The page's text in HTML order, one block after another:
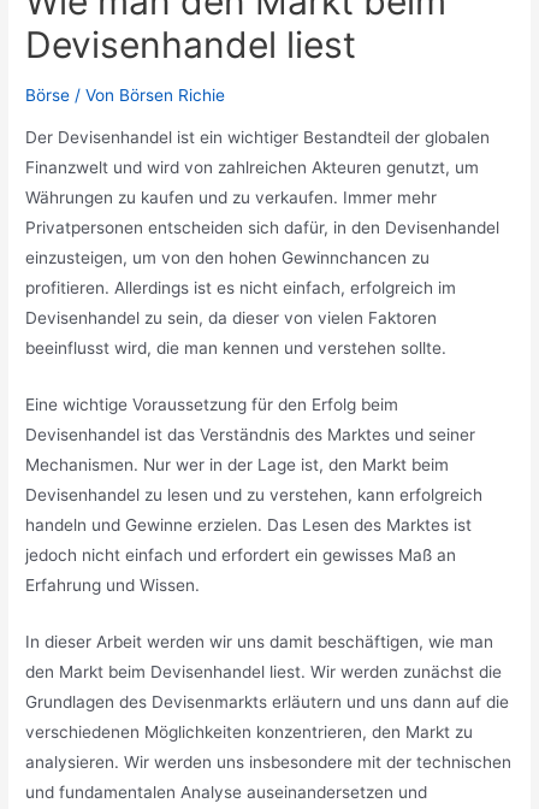
Devisenhandel liest
Börse / Von Börsen Richie
Der Devisenhandel ist ein wichtiger Bestandteil der globalen
Finanzwelt und wird von zahlreichen Akteuren genutzt, um
Währungen zu kaufen und zu verkaufen. Immer mehr
Privatpersonen entscheiden sich dafür, in den Devisenhandel
einzusteigen, um von den hohen Gewinnchancen zu
profitieren. Allerdings ist es nicht einfach, erfolgreich im
Devisenhandel zu sein, da dieser von vielen Faktoren
beeinflusst wird, die man kennen und verstehen sollte.
Eine wichtige Voraussetzung für den Erfolg beim
Devisenhandel ist das Verständnis des Marktes und seiner
Mechanismen. Nur wer in der Lage ist, den Markt beim
Devisenhandel zu lesen und zu verstehen, kann erfolgreich
handeln und Gewinne erzielen. Das Lesen des Marktes ist
jedoch nicht einfach und erfordert ein gewisses Maß an
Erfahrung und Wissen.
In dieser Arbeit werden wir uns damit beschäftigen, wie man
den Markt beim Devisenhandel liest. Wir werden zunächst die
Grundlagen des Devisenmarkts erläutern und uns dann auf die
verschiedenen Möglichkeiten konzentrieren, den Markt zu
analysieren. Wir werden uns insbesondere mit der technischen
und fundamentalen Analyse auseinandersetzen und